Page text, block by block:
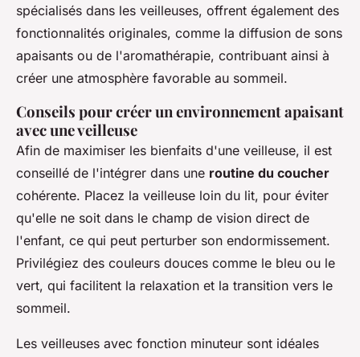
spécialisés dans les veilleuses, offrent également des
fonctionnalités originales, comme la diffusion de sons
apaisants ou de l'aromathérapie, contribuant ainsi à
créer une atmosphère favorable au sommeil.
Conseils pour créer un environnement apaisant
avec une veilleuse
Afin de maximiser les bienfaits d'une veilleuse, il est
conseillé de l'intégrer dans une routine du coucher
cohérente. Placez la veilleuse loin du lit, pour éviter
qu'elle ne soit dans le champ de vision direct de
l'enfant, ce qui peut perturber son endormissement.
Privilégiez des couleurs douces comme le bleu ou le
vert, qui facilitent la relaxation et la transition vers le
sommeil.
Les veilleuses avec fonction minuteur sont idéales